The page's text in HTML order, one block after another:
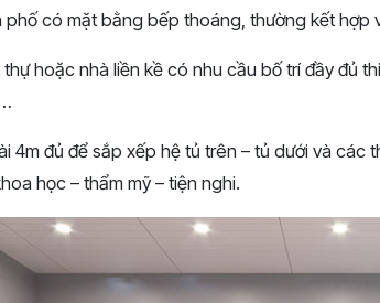
phố có mặt bằng bếp thoáng, thường kết hợp
thự hoặc nhà liền kề có nhu cầu bố trí đầy đủ
4m đủ để sắp xếp hệ tủ trên – tủ dưới và các
học – thẩm mỹ – tiện nghi.